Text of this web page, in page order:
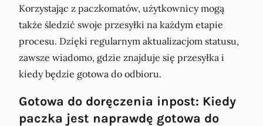
Korzystając z paczkomatów, użytkownicy mogą
także śledzić swoje przesyłki na każdym etapie
procesu. Dzięki regularnym aktualizacjom statusu,
zawsze wiadomo, gdzie znajduje się przesyłka i
kiedy będzie gotowa do odbioru.
Gotowa do doręczenia inpost: Kiedy
paczka jest naprawdę gotowa do